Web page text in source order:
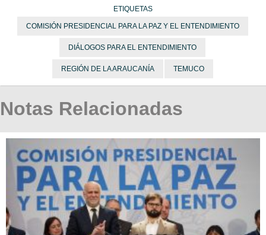
ETIQUETAS
COMISIÓN PRESIDENCIAL PARA LA PAZ Y EL ENTENDIMIENTO
DIÁLOGOS PARA EL ENTENDIMIENTO
REGIÓN DE LA ARAUCANÍA TEMUCO
Notas Relacionadas